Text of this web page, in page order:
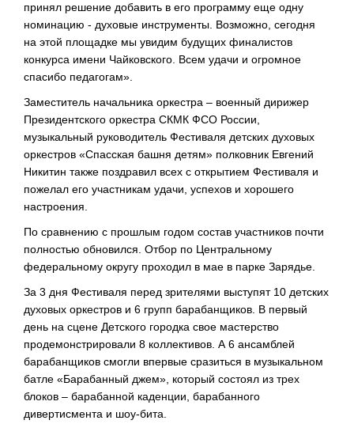
принял решение добавить в его программу еще одну
номинацию - духовые инструменты. Возможно, сегодня
на этой площадке мы увидим будущих финалистов
конкурса имени Чайковского. Всем удачи и огромное
спасибо педагогам».
Заместитель начальника оркестра – военный дирижер
Президентского оркестра СКМК ФСО России,
музыкальный руководитель Фестиваля детских духовых
оркестров «Спасская башня детям» полковник Евгений
Никитин также поздравил всех с открытием Фестиваля и
пожелал его участникам удачи, успехов и хорошего
настроения.
По сравнению с прошлым годом состав участников почти
полностью обновился. Отбор по Центральному
федеральному округу проходил в мае в парке Зарядье.
За 3 дня Фестиваля перед зрителями выступят 10 детских
духовых оркестров и 6 групп барабанщиков. В первый
день на сцене Детского городка свое мастерство
продемонстрировали 8 коллективов. А 6 ансамблей
барабанщиков смогли впервые сразиться в музыкальном
батле «Барабанный джем», который состоял из трех
блоков – барабанной каденции, барабанного
дивертисмента и шоу-бита.